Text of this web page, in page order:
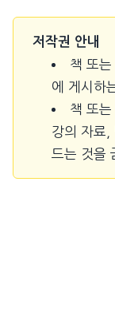
저작권 안내
책 또
에 게시하
책 또는
강의 자료,
드는 것을